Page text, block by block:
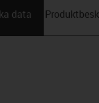
data